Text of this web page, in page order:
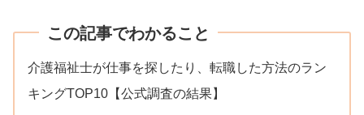
この記事でわかること
介護福祉士が仕事を探したり、転職した方法のラン
キングTOP10【公式調査の結果】